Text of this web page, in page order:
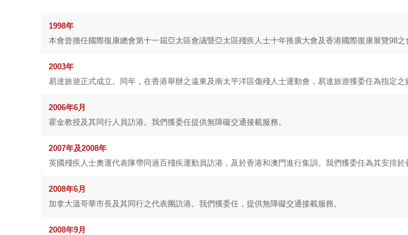
1998年
本會曾擔任國際復康總會第十一屆亞太區會議暨亞太區殘疾人士十年推廣大會及香港國際復康展覽98之
2003年
易達旅遊正式成立。同年，在香港舉辦之遠東及南太平洋區傷殘人士運動會，易達旅遊獲委任為指定之
2006年6月
霍金教授及其同行人員訪港。我們獲委任提供無障礙交通接載服務。
2007年及2008年
英國殘疾人士奧運代表隊帶同過百殘疾運動員訪港，及於香港和澳門進行集訓。我們獲委任為其安排於
2008年6月
加拿大溫哥華市長及其同行之代表團訪港。我們獲委任，提供無障礙交通接載服務。
2008年9月